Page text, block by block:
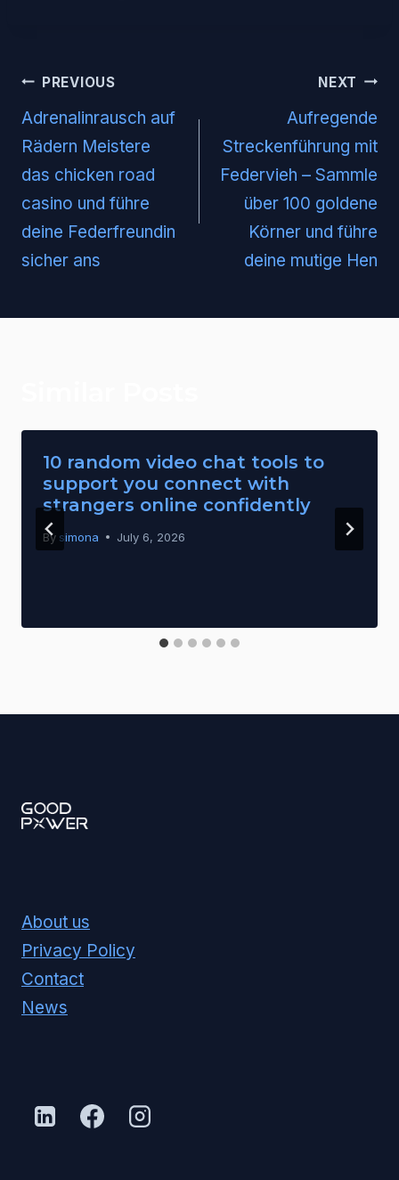
Post
navigation
PREVIOUS
Adrenalinrausch auf
Rädern Meistere
das chicken road
casino und führe
deine Federfreundin
sicher ans
NEXT
Aufregende
Streckenführung mit
Federvieh – Sammle
über 100 goldene
Körner und führe
deine mutige Hen
10 random video chat tools to
support you connect with
strangers online confidently
By simona July 6, 2026
About us
Privacy Policy
Contact
News